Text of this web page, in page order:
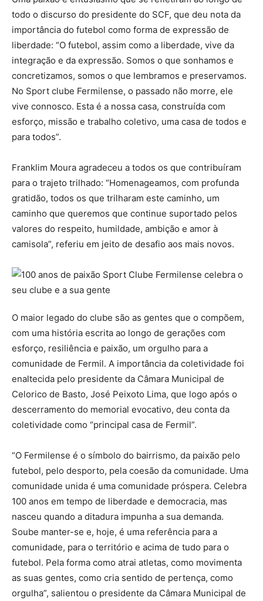
todo o discurso do presidente do SCF, que deu nota da
importância do futebol como forma de expressão de
liberdade: “O futebol, assim como a liberdade, vive da
integração e da expressão. Somos o que sonhamos e
concretizamos, somos o que lembramos e preservamos.
No Sport clube Fermilense, o passado não morre, ele
vive connosco. Esta é a nossa casa, construída com
esforço, missão e trabalho coletivo, uma casa de todos e
para todos”.
Franklim Moura agradeceu a todos os que contribuíram
para o trajeto trilhado: “Homenageamos, com profunda
gratidão, todos os que trilharam este caminho, um
caminho que queremos que continue suportado pelos
valores do respeito, humildade, ambição e amor à
camisola”, referiu em jeito de desafio aos mais novos.
O maior legado do clube são as gentes que o compõem,
com uma história escrita ao longo de gerações com
esforço, resiliência e paixão, um orgulho para a
comunidade de Fermil. A importância da coletividade foi
enaltecida pelo presidente da Câmara Municipal de
Celorico de Basto, José Peixoto Lima, que logo após o
descerramento do memorial evocativo, deu conta da
coletividade como “principal casa de Fermil”.
“O Fermilense é o símbolo do bairrismo, da paixão pelo
futebol, pelo desporto, pela coesão da comunidade. Uma
comunidade unida é uma comunidade próspera. Celebra
100 anos em tempo de liberdade e democracia, mas
nasceu quando a ditadura impunha a sua demanda.
Soube manter-se e, hoje, é uma referência para a
comunidade, para o território e acima de tudo para o
futebol. Pela forma como atrai atletas, como movimenta
as suas gentes, como cria sentido de pertença, como
orgulha”, salientou o presidente da Câmara Municipal de